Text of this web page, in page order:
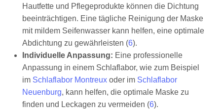
Hautfette und Pflegeprodukte können die Dichtung
beeinträchtigen. Eine tägliche Reinigung der Maske
mit mildem Seifenwasser kann helfen, eine optimale
Abdichtung zu gewährleisten (6).
Individuelle Anpassung: Eine professionelle
Anpassung in einem Schlaflabor, wie zum Beispiel
im Schlaflabor Montreux oder im Schlaflabor
Neuenburg, kann helfen, die optimale Maske zu
finden und Leckagen zu vermeiden (6).